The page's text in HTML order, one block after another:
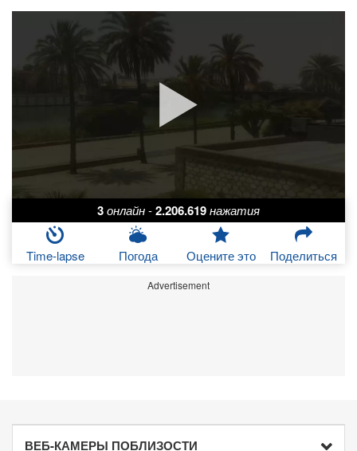
3онлайн-2.206.619нажатия
Time-lapse Погода Оцените это Поделиться
Advertisement
ВЕБ-КАМЕРЫ ПОБЛИЗОСТИ